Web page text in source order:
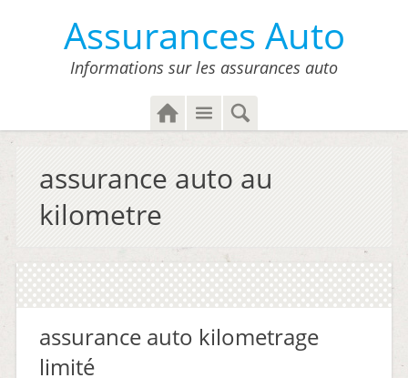
Assurances Auto
Informations sur les assurances auto
H
o
M
u
S
e
r
c
assurance auto au
kilometre
assurance auto kilometrage
limité